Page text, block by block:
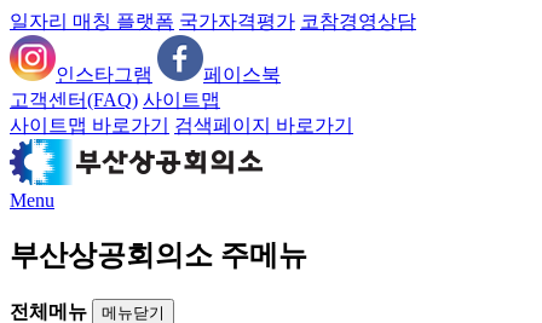
일자리 매칭 플랫폼 국가자격평가 코참경영상담
인스타그램
페이스북
고객센터(FAQ) 사이트맵
사이트맵 바로가기
검색페이지 바로가기
Menu
부산상공회의소 주메뉴
전체메뉴 메뉴닫기